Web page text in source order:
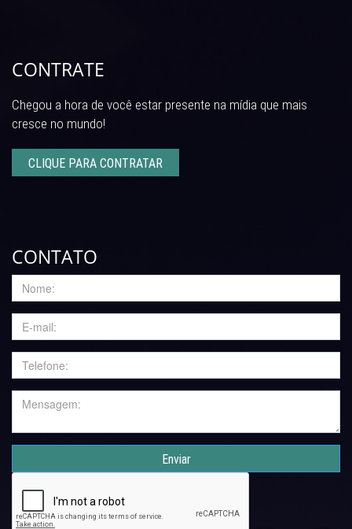
CONTRATE
Chegou a hora de você estar presente na mídia que mais
cresce no mundo!
CLIQUE PARA CONTRATAR
CONTATO
Enviar